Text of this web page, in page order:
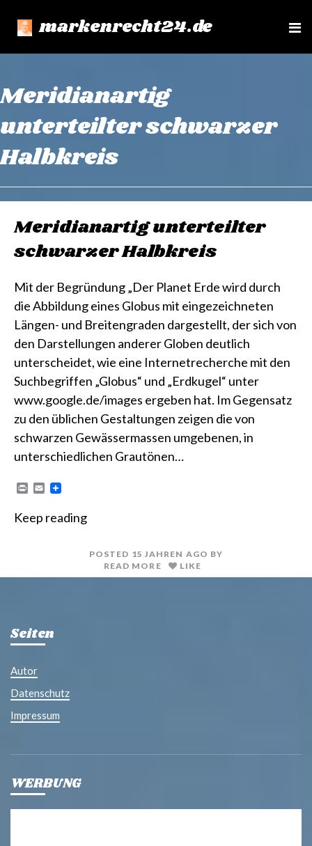
markenrecht24.de
e
Meridianartig
unterteilter schwarzer
Halbkreis
Meridianartig unterteilter
schwarzer Halbkreis
Mit der Begründung „Der Planet Erde wird durch
die Abbildung eines Globus mit eingezeichneten
Längen- und Breitengraden dargestellt, der sich von
den Darstellungen anderer Globen deutlich
unterscheidet, wie eine Internetrecherche mit den
Suchbegriffen „Globus“ und „Erdkugel“ unter
www.google.de/images ergeben hat. Im Gegensatz
zu den üblichen Gestaltungen zeigen die von
schwarzen Gewässermassen umgebenen, in
unterschiedlichen Grautönen…
n
E
i
Keep reading
POSTED 15 JAHREN AGO BY
READ MORE
LIKE
Seiten
Autor
Datenschutz
Impressum
WERBUNG